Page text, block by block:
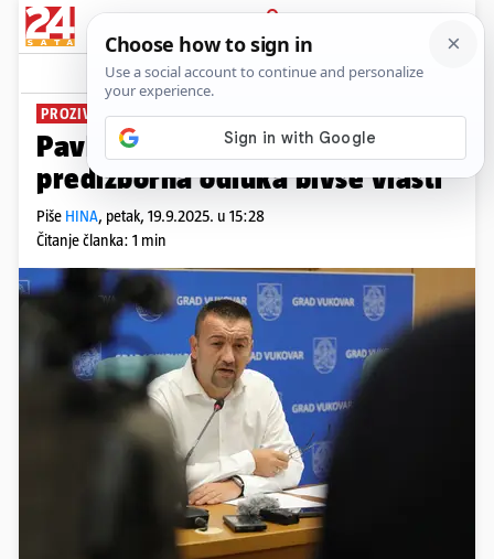
PRIJAVA
News Komentari
PROZIVA PENAVU
Pavliček: Besplatni vrtići su
predizborna odluka bivše vlasti
Piše HINA, petak, 19.9.2025. u 15:28
Čitanje članka: 1 min